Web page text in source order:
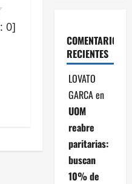
: 0]
COMENTARIOS
RECIENTES
LOVATO
GARCAen
UOM
reabre
paritarias:
buscan
10% de